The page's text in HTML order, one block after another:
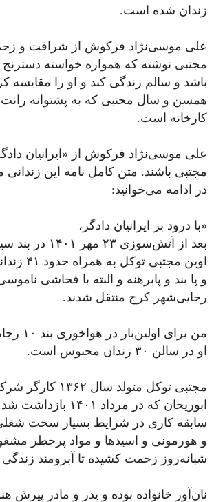
زندان شده است.
علی موسی‌نژاد فرکوش از شرافت و
مجتبی نوشته که همواره خواسته
باشد و سالم زندگی کند و او را مقایسه
همسن‌ و سال مجتبی که به پشتوانه رانت
کارخانه است.
علی موسی‌نژاد فرکوش از «ایرانیان
مجتبی باشند. متن کامل نامه این زندانی
در ادامه می‌خوانید:
«با درود بر ایرانیان دادگر،‌
اوین
و پا بند و پابرهنه و البته با فحاشی
رجایی‌شهر کرج منتقل شدند.
من برای
او در سالن ٣٠ زندان محبوس است.
مجتبی توکل متولد
سابقه کاری در شرایط بسیار سخت شغلی
و هورمونی و اسیدها و مواد پرخطر
شبانه‌روز زحمت کشیده تا آبرومند زندگی
نان‌آور خانواده بوده و پدر و مادر پیرش